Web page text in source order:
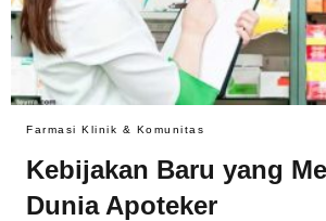
Farmasi Klinik & Komunitas
Kebijakan Baru yang
Dunia Apoteker